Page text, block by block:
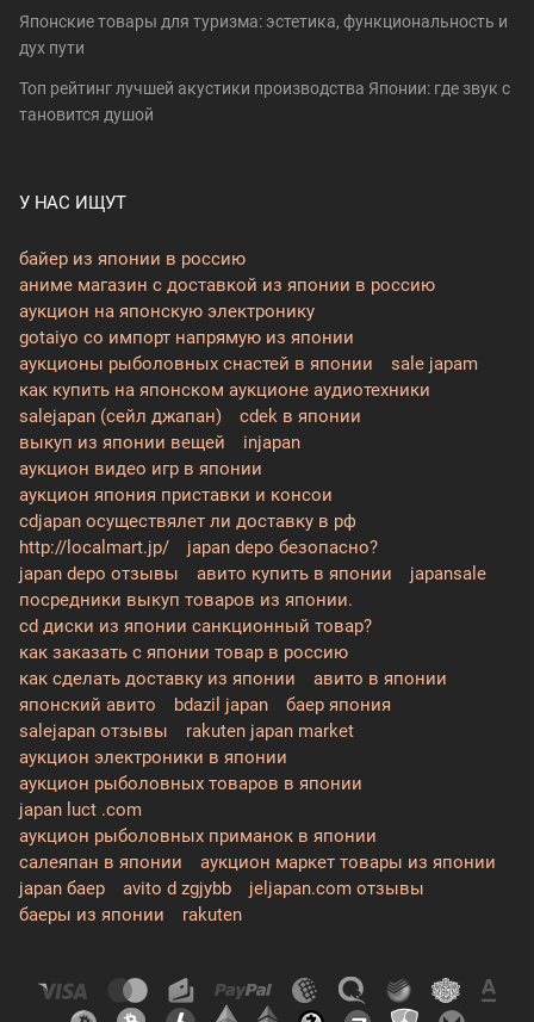
Японские товары для туризма: эстетика, функциональность и
дух пути
Топ рейтинг лучшей акустики производства Японии: где звук с
тановится душой
У НАС ИЩУТ
байер из японии в россию
аниме магазин с доставкой из японии в россию
аукцион на японскую электронику
gotaiyo co импорт напрямую из японии
аукционы рыболовных снастей в японии
sale japam
как купить на японском аукционе аудиотехники
salejapan (сейл джапан)
cdek в японии
выкуп из японии вещей
injapan
аукцион видео игр в японии
аукцион япония приставки и консои
cdjapan осуществялет ли доставку в рф
http://localmart.jp/
japan depo безопасно?
japan depo отзывы
авито купить в японии
japansale
посредники выкуп товаров из японии.
cd диски из японии санкционный товар?
как заказать с японии товар в россию
как сделать доставку из японии
авито в японии
японский авито
bdazil japan
баер япония
salejapan отзывы
rakuten japan market
аукцион электроники в японии
аукцион рыболовных товаров в японии
japan luct .com
аукцион рыболовных приманок в японии
салеяпан в японии
аукцион маркет товары из японии
japan баер
avito d zgjybb
jeljapan.com отзывы
баеры из японии
rakuten